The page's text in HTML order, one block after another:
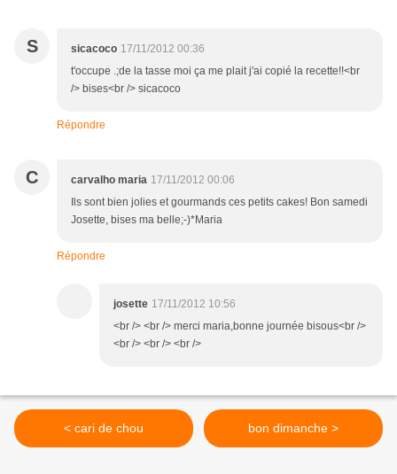
S sicacoco 17/11/2012 00:36
t'occupe .;de la tasse moi ça me plait j'ai copié la recette!!<br
/> bises<br /> sicacoco
Répondre
C carvalho maria 17/11/2012 00:06
Ils sont bien jolies et gourmands ces petits cakes! Bon samedi
Josette, bises ma belle;-)*Maria
Répondre
josette 17/11/2012 10:56
<br /> <br /> merci maria,bonne journée bisous<br />
<br /> <br /> <br />
< cari de chou bon dimanche >